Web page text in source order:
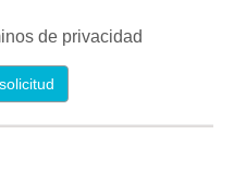
de privacidad